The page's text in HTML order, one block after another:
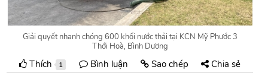
Giải quyết nhanh chóng 600 khối nước thải tại KCN Mỹ Phước 3
Thới Hoà, Bình Dương
Thích 1 Bình luận Sao chép Chia sẻ